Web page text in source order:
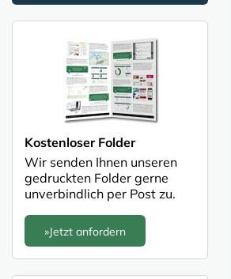
Kostenloser Folder
Wir senden Ihnen unseren
gedruckten Folder gerne
unverbindlich per Post zu.
»Jetzt anfordern